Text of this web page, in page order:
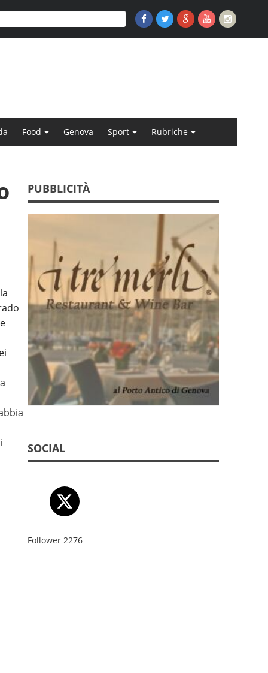
Food Genova Sport Rubriche
PUBBLICITÀ
SOCIAL
Follower 2276